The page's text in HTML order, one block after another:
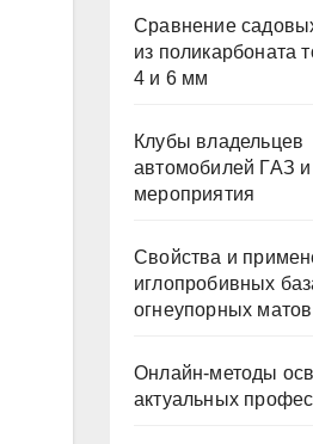
Сравнение
из поликарбоната
4 и 6 мм
Клубы владельцев
автомобилей ГАЗ
мероприятия
Свойства и
иглопробивных
огнеупорных матов
Онлайн-методы
актуальных